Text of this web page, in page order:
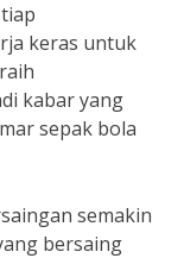
keras untuk
kabar yang
sepak bola
semakin
bersaing